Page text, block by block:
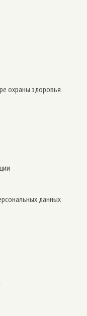
охраны здоровья
данных